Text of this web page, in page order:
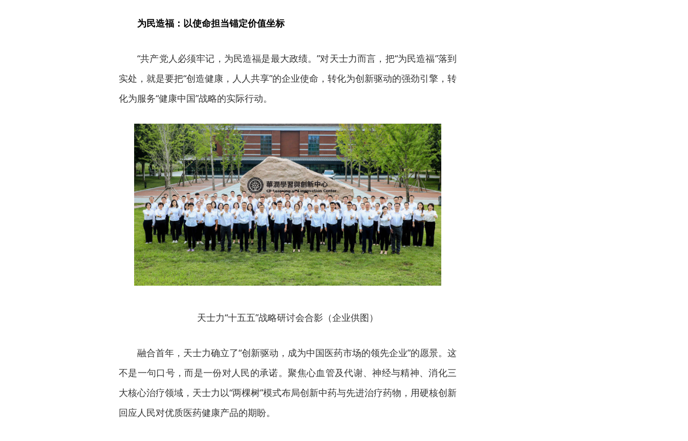
为民造福：以使命担当锚定价值坐标
“共产党人必须牢记，为民造福是最大政绩。”对天士力而言，把“为民造福”落到
实处，就是要把“创造健康，人人共享”的企业使命，转化为创新驱动的强劲引擎，转
化为服务“健康中国”战略的实际行动。
天士力“十五五”战略研讨会合影（企业供图）
融合首年，天士力确立了“创新驱动，成为中国医药市场的领先企业”的愿景。这
不是一句口号，而是一份对人民的承诺。聚焦心血管及代谢、神经与精神、消化三
大核心治疗领域，天士力以“两棵树”模式布局创新中药与先进治疗药物，用硬核创新
回应人民对优质医药健康产品的期盼。